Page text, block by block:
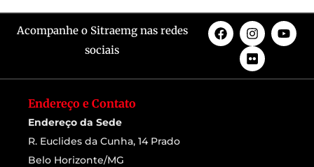
Acompanhe o Sitraemg nas redes
sociais
Endereço e Contato
Endereço da Sede
R. Euclides da Cunha, 14 Prado
Belo Horizonte/MG